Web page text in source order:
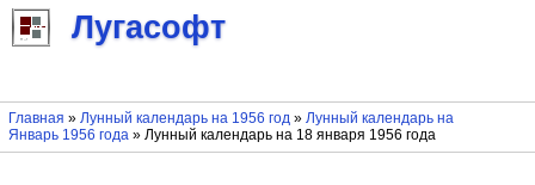
Лугасофт
Главная » Лунный календарь на 1956 год» Лунный календарь на
Январь 1956 года» Лунный календарь на 18 января 1956 года